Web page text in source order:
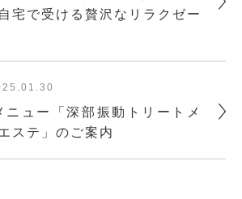
宅で受ける贅沢なリラクゼー
ニュー「深部振動トリートメ
ステ」のご案内